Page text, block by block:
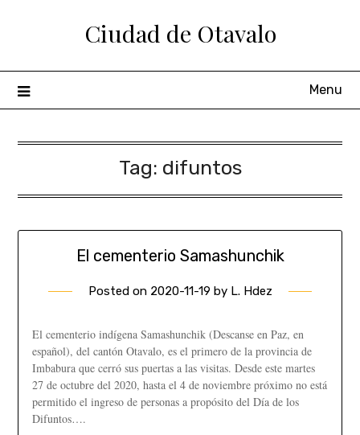
Ciudad de Otavalo
Menu
Tag: difuntos
El cementerio Samashunchik
Posted on 2020-11-19 by L. Hdez
El cementerio indígena Samashunchik (Descanse en Paz, en
español), del cantón Otavalo, es el primero de la provincia de
Imbabura que cerró sus puertas a las visitas. Desde este martes
27 de octubre del 2020, hasta el 4 de noviembre próximo no está
permitido el ingreso de personas a propósito del Día de los
Difuntos….